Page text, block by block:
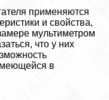
применяются
и свойства,
мультиметром
что у них
в